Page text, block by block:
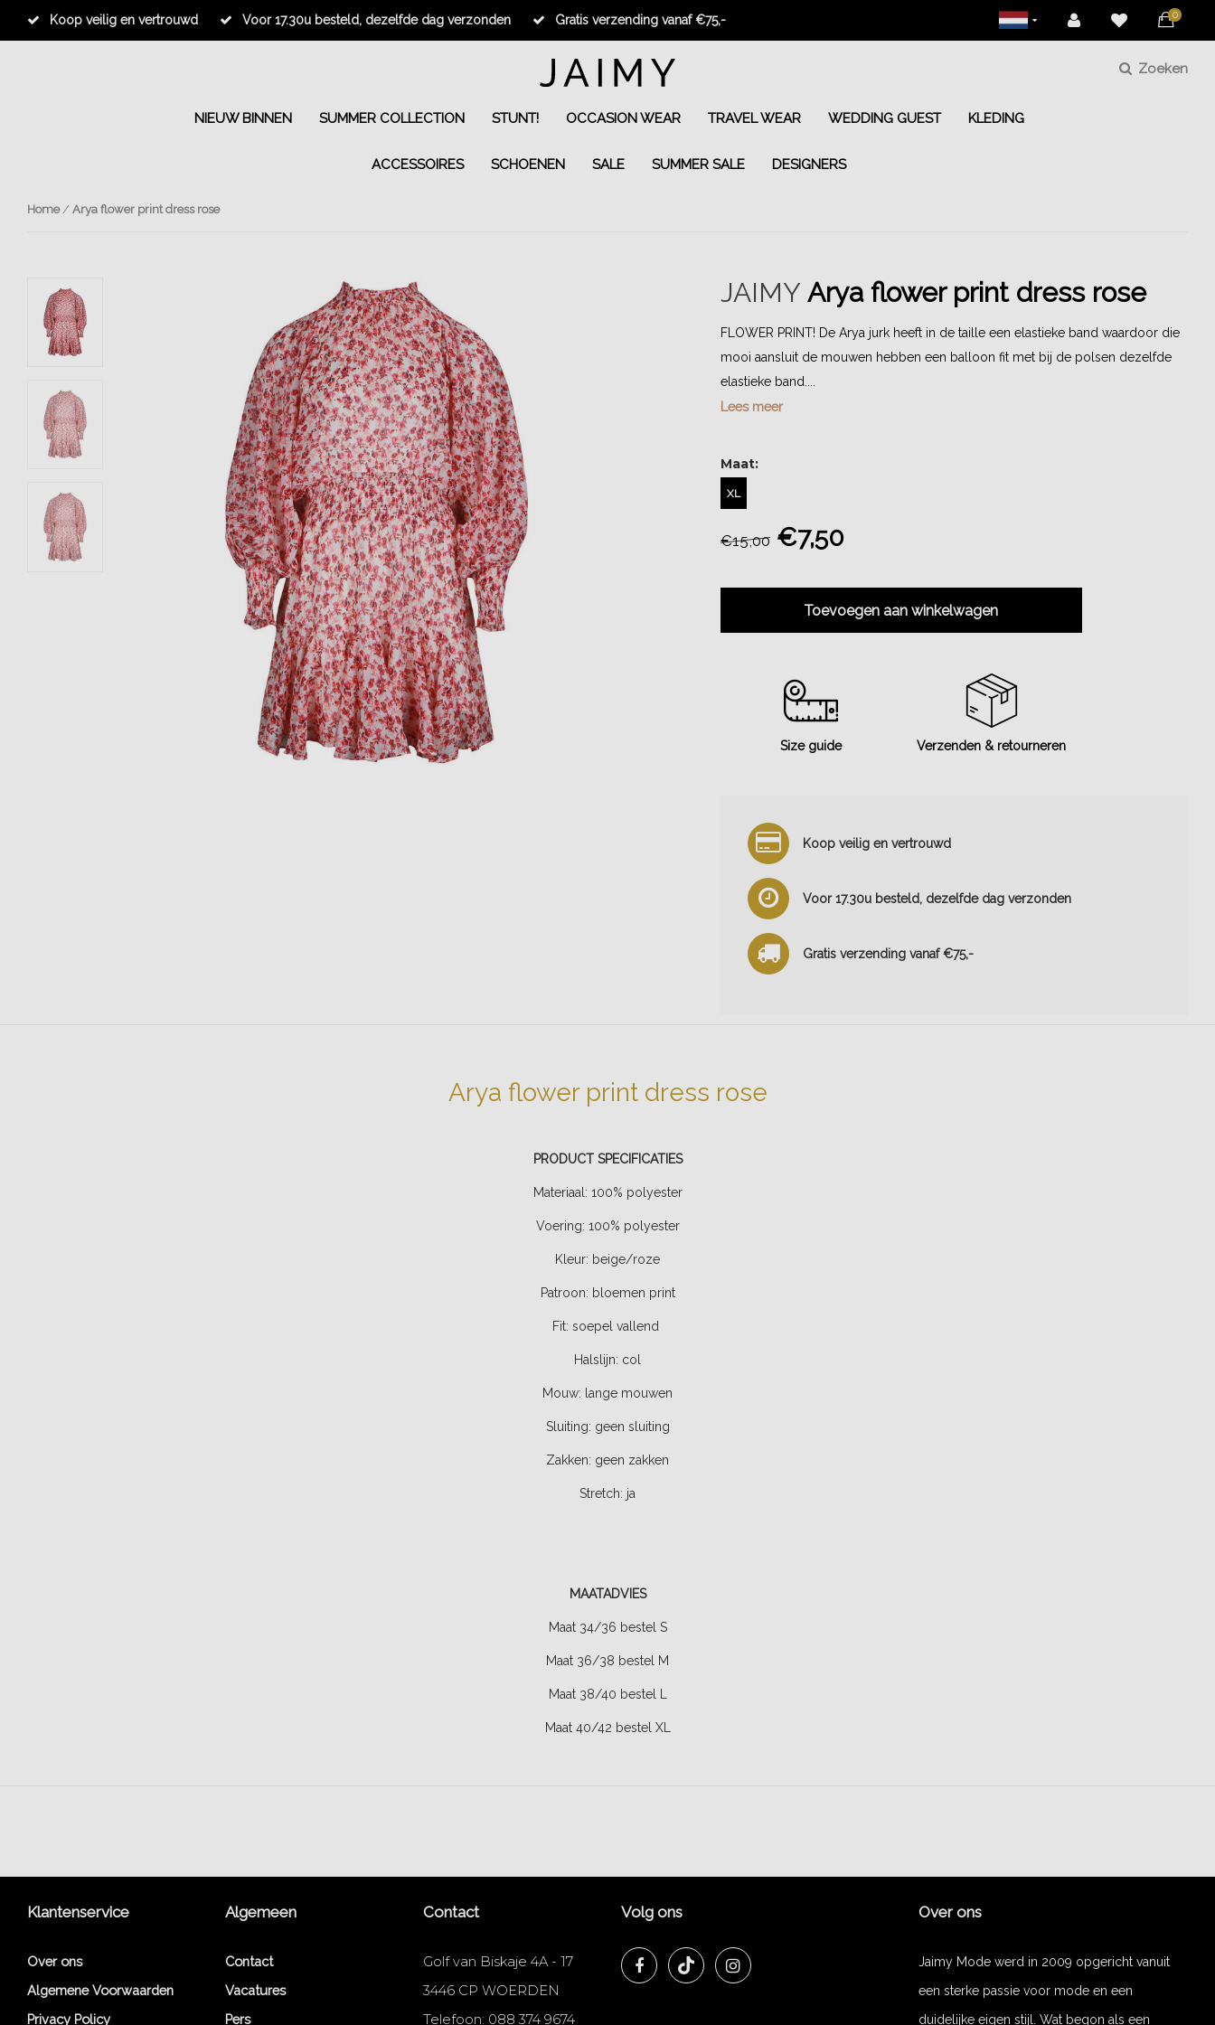
Koop veilig en vertrouwd Voor 17.30u besteld, dezelfde dag verzonden Gratis verzending vanaf €75,- 0
Zoeken
NIEUW BINNEN SUMMER COLLECTION STUNT! OCCASION WEAR TRAVEL WEAR WEDDING GUEST KLEDING
ACCESSOIRES SCHOENEN SALE SUMMER SALE DESIGNERS
Home/ Arya flower print dress rose
JAIMY Arya flower print dress rose
FLOWER PRINT! De Arya jurk heeft in de taille een elastieke band waardoor die
mooi aansluit de mouwen hebben een balloon fit met bij de polsen dezelfde
elastieke band....
Lees meer
Maat:
XL
€15,00€7,50
Toevoegen aan winkelwagen
Size guide Verzenden & retourneren
Koop veilig en vertrouwd
Voor 17.30u besteld, dezelfde dag verzonden
Gratis verzending vanaf €75,-
Arya flower print dress rose
PRODUCT SPECIFICATIES
Materiaal: 100% polyester
Voering: 100% polyester
Kleur: beige/roze
Patroon: bloemen print
Fit: soepel vallend
Halslijn: col
Mouw: lange mouwen
Sluiting: geen sluiting
Zakken: geen zakken
Stretch: ja
MAATADVIES
Maat 34/36 bestel S
Maat 36/38 bestel M
Maat 38/40 bestel L
Maat 40/42 bestel XL
Klantenservice
Over ons
Algemene Voorwaarden
Privacy Policy
Algemeen
Contact
Vacatures
Pers
Contact
Golf van Biskaje 4A - 17
3446 CP WOERDEN
Telefoon: 088 374 9674
Volg ons Over ons
Jaimy Mode werd in 2009 opgericht vanuit
een sterke passie voor mode en een
duidelijke eigen stijl. Wat begon als een